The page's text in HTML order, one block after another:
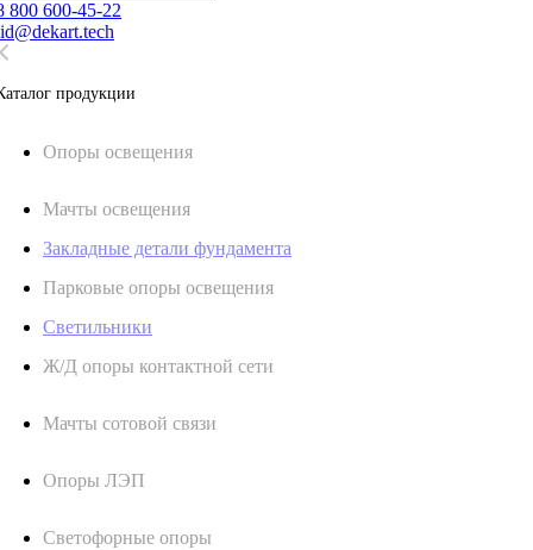
800 600-45-22
продукции
Oпоры oсвeщения
Мачты освещения
Закладные детали фундамента
Парковые опоры освещения
Светильники
Ж/Д опоры контактной сети
Мачты сотовой связи
Опоры ЛЭП
Светофорные опоры